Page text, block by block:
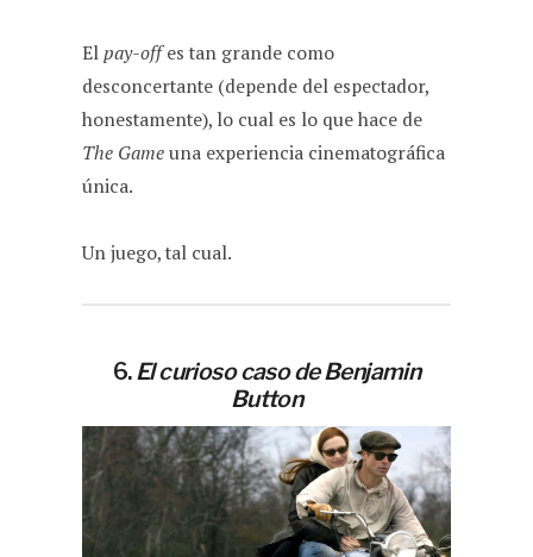
Elpay-offes tan grande como
desconcertante (depende del espectador,
honestamente), lo cual es lo que hace de
The Gameuna experiencia cinematográfica
única.
Un juego, tal cual.
6.El curioso caso de Benjamin
Button